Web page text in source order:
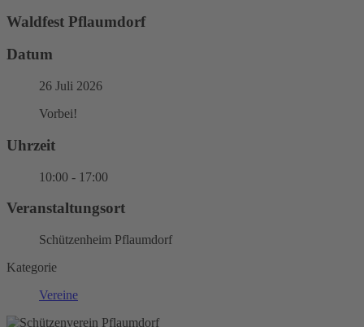
Waldfest Pflaumdorf
Datum
26 Juli 2026
Vorbei!
Uhrzeit
10:00 - 17:00
Veranstaltungsort
Schützenheim Pflaumdorf
Kategorie
Vereine